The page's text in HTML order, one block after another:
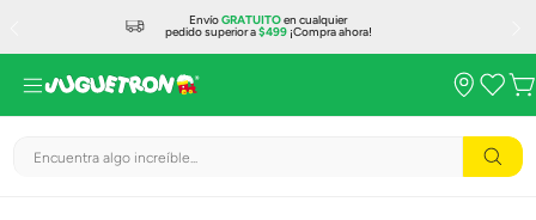
EnvíoGRATUITOen cualquier
pedido superior a$499¡Compra ahora!
Encuentra algo increíble...